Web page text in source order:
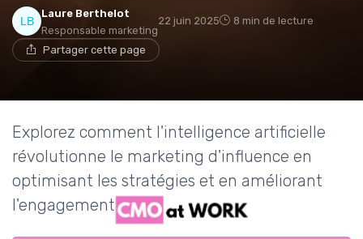
Laure Berthelot
Responsable marketing
22 juin 2025 8 min de lecture
Partager cette page
Explorez comment l'intelligence artificielle
révolutionne le marketing d'influence en
optimisant les stratégies et en améliorant
l'engagement.